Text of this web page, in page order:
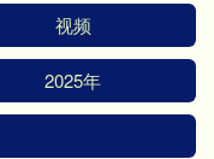
视频
2025年